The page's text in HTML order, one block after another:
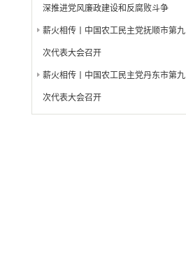
深推进党风廉政建设和反腐败斗争
薪火相传丨中国农工民主党抚顺市第九
次代表大会召开
薪火相传丨中国农工民主党丹东市第九
次代表大会召开